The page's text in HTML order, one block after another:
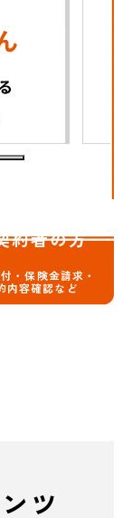
約者の方
・保険金請求・
内容確認など
ツ